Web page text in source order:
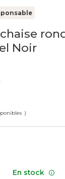
Noir
( + 9 couleurs disponibles )